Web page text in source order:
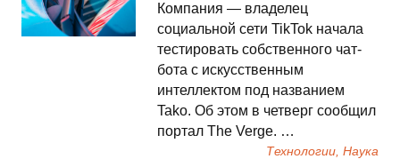
Компания — владелец
социальной сети TikTok начала
тестировать собственного чат-
бота с искусственным
интеллектом под названием
Tako. Об этом в четверг сообщил
портал The Verge. …
Технологии, Наука